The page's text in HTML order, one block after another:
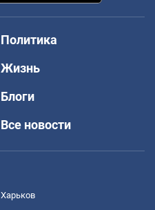
Политика
Жизнь
Блоги
Все новости
Харьков